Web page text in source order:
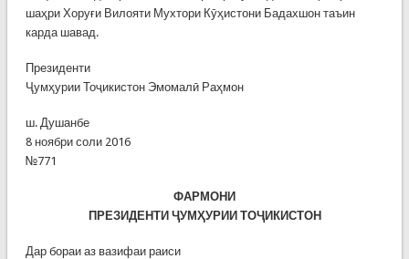
шаҳри Хоруғи Вилояти Мухтори Кӯҳистони Бадахшон таъин
карда шавад.
Президенти
Ҷумҳурии Тоҷикистон Эмомалӣ Раҳмон
ш. Душанбе
8 ноябри соли 2016
№771
ФАРМОНИ
ПРЕЗИДЕНТИ ҶУМҲУРИИ ТОҶИКИСТОН
Дар бораи аз вазифаи раиси